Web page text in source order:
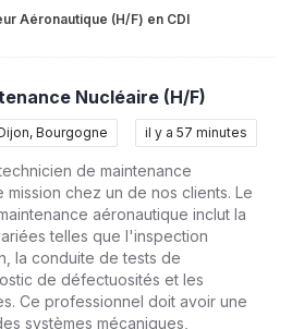
Aéronautique (H/F) en CDI
Nucléaire (H/F)
Bourgogne il y a 57 minutes
de maintenance
chez un de nos clients. Le
aéronautique inclut la
telles que l'inspection
la conduite de tests de
de défectuosités et les
Ce professionnel doit avoir une
systèmes mécaniques,